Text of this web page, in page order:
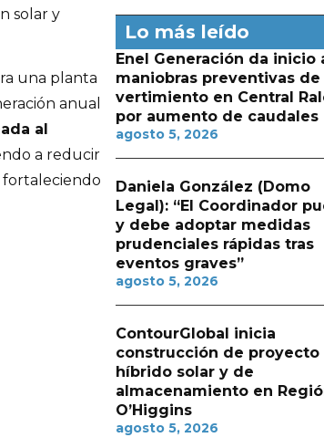
solar y
una planta
anual
al
a reducir
fortaleciendo
Lo más leído
Enel Generación da inicio
maniobras preventivas de
vertimiento en Central
por aumento de caudales
agosto 5, 2026
Daniela González (Domo
Legal): “El Coordinador
y debe adoptar medidas
prudenciales rápidas tras
eventos graves”
agosto 5, 2026
ContourGlobal inicia
construcción de proyecto
híbrido solar y de
almacenamiento en
O’Higgins
agosto 5, 2026